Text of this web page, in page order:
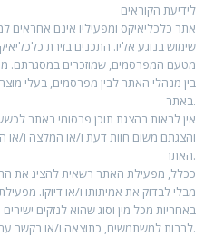
לידיעת הקוראים
אתר כלכליאיקס ומפעיליו אינם אחראים
שימוש בנוגע אליו. התכנים בזירת
מטעם המפרסמים, שמוזכרים במסגרתם.
בין מנהלי האתר לבין מפרסמים, בעלי
באתר.
אין לראות בהצגת תוכן פרסומי באתר
והצגתם משום חוות דעת ו/או המלצה ו/
האתר.
ככלל, מפעילת האתר רשאית להציג את
באחריות מכל מין וסוג שהוא לנזקים
לרבות למשתמשים, כתוצאה ו/או בקשר עם התוכן הפרסומי.